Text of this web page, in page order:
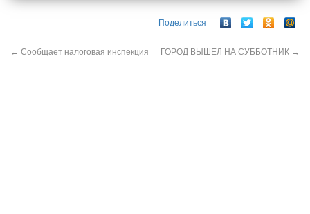
Поделиться
← Сообщает налоговая инспекция ГОРОД ВЫШЕЛ НА СУББОТНИК →